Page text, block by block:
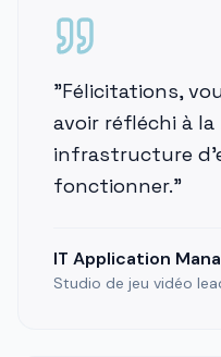
"Félicitations,
avoir réfléchi à
infrastructure
fonctionner."
IT Application
Studio de jeu vidéo